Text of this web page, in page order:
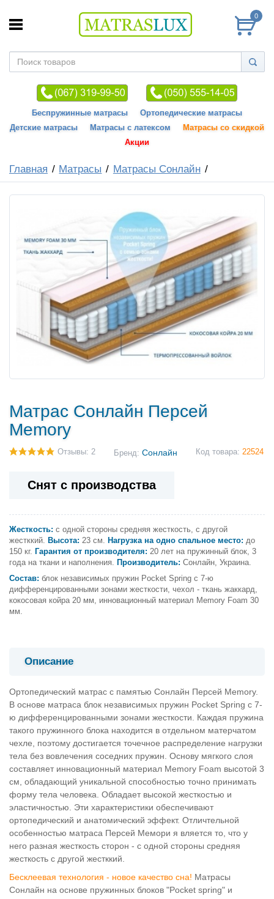
0
Беспружинные матрасы
Ортопедические матрасы
Детские матрасы
Матрасы с латексом
Матрасы со скидкой
Акции
Главная Матрасы Матрасы Сонлайн
Матрас Сонлайн Персей
Memory
Отзывы: 2 Бренд: Сонлайн Код товара: 22524
Снят с производства
Жесткость: с одной стороны средняя жесткость, с другой
жестккий. Высота: 23 см. Нагрузка на одно спальное место: до
150 кг. Гарантия от производителя: 20 лет на пружинный блок, 3
года на ткани и наполнения. Производитель: Сонлайн, Украина.
Состав: блок независимых пружин Pocket Spring с 7-ю
дифференцированными зонами жесткости, чехол - ткань жаккард,
кокосовая койра 20 мм, инновационный материал Memory Foam 30
мм.
Описание
Ортопедический матрас с памятью Сонлайн Персей Memory.
В основе матраса блок независимых пружин Pocket Spring с 7-
ю дифференцированными зонами жесткости. Каждая пружина
такого пружинного блока находится в отдельном матерчатом
чехле, поэтому достигается точечное распределение нагрузки
тела без вовлечения соседних пружин. Основу мягкого слоя
составляет инновационный материал Memory Foam высотой 3
см, обладающий уникальной способностью точно принимать
форму тела человека. Обладает высокой жесткостью и
эластичностью. Эти характеристики обеспечивают
ортопедический и анатомический эффект. Отличтельной
особенностью матраса Персей Мемори я вляется то, что у
него разная жесткость сторон - с одной стороны средняя
жесткость с другой жестккий.
Бесклеевая технология - новое качество сна! Матрасы
Сонлайн на основе пружинных блоков "Pocket spring" и